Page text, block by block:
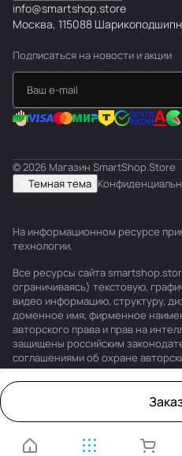
info@smartshop.store
Москва, 115088
Подписаться на новости и акции
© 2026 Магазин SmartShop.Store
Темная тема
На информационном ресурсе
технологии.
Все ресурсы сайта
ограничиваясь) текстовую,
видео информацию, структуру,
доменное имя, фирменное
авторского права и прав на
защищены российским
соглашениями об охране